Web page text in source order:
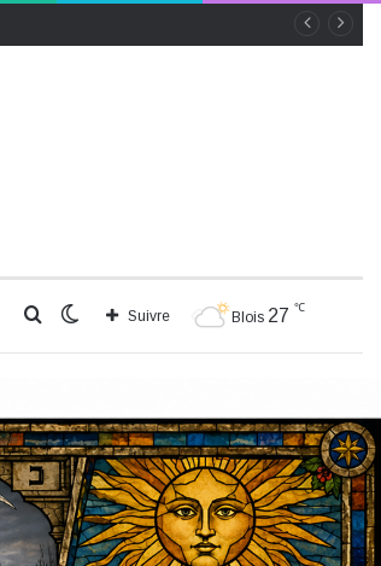
Blois 27 ℃
Suivre
Switch
Rechercher